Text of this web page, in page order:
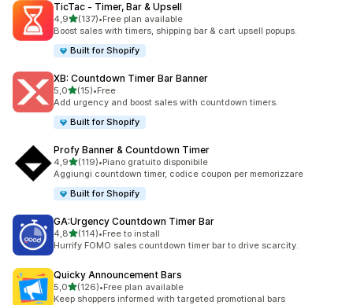
TicTac ‑ Timer, Bar & Upsell
4,9stelle su 5
(137)
137 recensioni totali
•Free plan available
Boost sales with timers, shipping bar & cart upsell popups.
Built for Shopify
XB: Countdown Timer Bar Banner
5,0stelle su 5
(15)
15 recensioni totali
•Free
Add urgency and boost sales with countdown timers.
Built for Shopify
Profy Banner & Countdown Timer
4,9stelle su 5
(119)
119 recensioni totali
•Piano gratuito disponibile
Aggiungi countdown timer, codice coupon per memorizzare
Built for Shopify
GA:Urgency Countdown Timer Bar
4,8stelle su 5
(114)
114 recensioni totali
•Free to install
Hurrify FOMO sales countdown timer bar to drive scarcity.
Quicky Announcement Bars
5,0stelle su 5
(126)
126 recensioni totali
•Free plan available
Keep shoppers informed with targeted promotional bars